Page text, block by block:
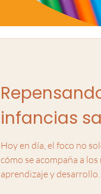
infancias
Hoy en día, el foco no
cómo se acompaña a
aprendizaje y desarrollo.